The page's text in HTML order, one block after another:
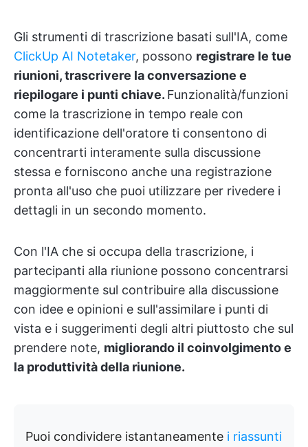
Gli strumenti di trascrizione basati sull'IA, come
ClickUp AI Notetaker, possono registrare le tue
riunioni, trascrivere la conversazione e
riepilogare i punti chiave. Funzionalità/funzioni
come la trascrizione in tempo reale con
identificazione dell'oratore ti consentono di
concentrarti interamente sulla discussione
stessa e forniscono anche una registrazione
pronta all'uso che puoi utilizzare per rivedere i
dettagli in un secondo momento.
Con l'IA che si occupa della trascrizione, i
partecipanti alla riunione possono concentrarsi
maggiormente sul contribuire alla discussione
con idee e opinioni e sull'assimilare i punti di
vista e i suggerimenti degli altri piuttosto che sul
prendere note, migliorando il coinvolgimento e
la produttività della riunione.
Puoi condividere istantaneamente i riassunti